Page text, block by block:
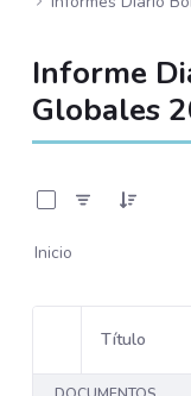
Informe
Globales
Inicio
Selección del
Título